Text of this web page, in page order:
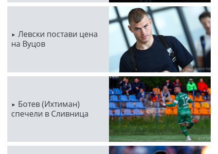
Левски постави цена
на Вуцов
Ботев (Ихтиман)
спечели в Сливница